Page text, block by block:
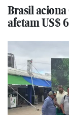
Brasil
afetam US$